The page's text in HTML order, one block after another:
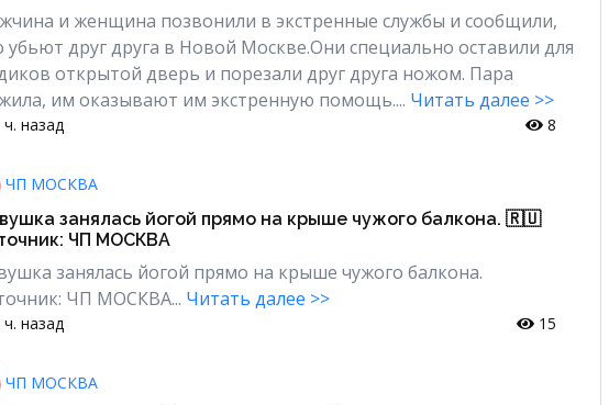
и женщина позвонили в экстренные службы и сообщили,
убьют друг друга в Новой Москве.Они специально оставили для
открытой дверь и порезали друг друга ножом. Пара
им оказывают им экстренную помощь.... Читать далее >>
ч. назад 8
ЧП МОСКВА
занялась йогой прямо на крыше чужого балкона. 🇷🇺
ЧП МОСКВА
занялась йогой прямо на крыше чужого балкона.
ЧП МОСКВА... Читать далее >>
ч. назад 15
ЧП МОСКВА